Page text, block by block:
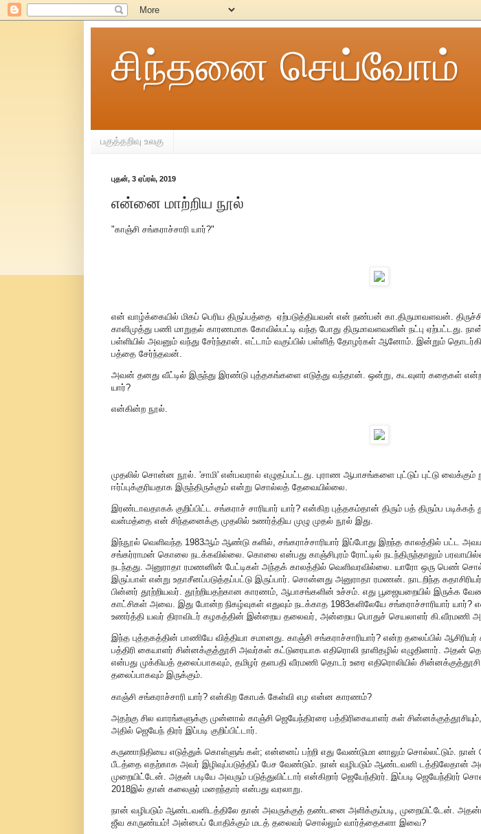
சிந்தனை செய்வோம்
பகுத்தறிவு உலகு
புதன், 3 ஏப்ரல், 2019
என்னை மாற்றிய நூல்
"காஞ்சி சங்கராச்சாரி யார்?"
என் வாழ்க்கையில் மிகப் பெரிய திருப்பத்தை ஏற்படுத்தியவன் என் நண்பன் கா.திருமாவளவன்.
காளிமுத்து பணி மாறுதல் காரணமாக கோவில்பட்டி வந்த போது திருமாவளவனின் நட்பு ஏற்பட்டது.
பள்ளியில் அவனும் வந்து சேர்ந்தான். எட்டாம் வகுப்பில் பள்ளித் தோழர்கள் ஆனோம். இன்றும்
பத்தை சேர்ந்தவன்.
அவன் தனது வீட்டில் இருந்து இரண்டு புத்தகங்களை எடுத்து வந்தான். ஒன்று, கடவுளர் கதைகள்
யார்?
என்கின்ற நூல்.
முதலில் சொன்ன நூல். 'சாமி' என்பவரால் எழுதப்பட்டது. புராண ஆபாசங்களை புட்டுப் புட்டு
ஈர்ப்புக்குரியதாக இருந்திருக்கும் என்று சொல்லத் தேவையில்லை.
இரண்டாவதாகக் குறிப்பிட்ட சங்கராச் சாரியார் யார்? என்கிற புத்தகம்தான் திரும் பத் திரும்ப
வன்மத்தை என் சிந்தனைக்கு முதலில் உணர்த்திய முழு முதல் நூல் இது.
இந்நூல் வெளிவந்த 1983ஆம் ஆண்டு களில், சங்கராச்சாரியார் இப்போது இறந்த காலத்தில் பட்ட
சங்கர்ராமன் கொலை நடக்கவில்லை. கொலை என்பது காஞ்சிபுரம் ரோட்டில் நடந்திருந்தாலும்
நடந்தது. அனுராதா ரமணனின் பேட்டிகள் அந்தக் காலத்தில் வெளிவரவில்லை. யாரோ ஒரு பெண்
இருப்பாள் என்று உதாசீனப்படுத்தப்பட்டு இருப்பார். சொன்னது அனுராதா ரமணன். நாடறிந்த
பின்னர் தூற்றியவர். தூற்றியதற்கான காரணம், ஆபாசங்களின் உச்சம். எது பூஜையறையில் இருக்க
காட்சிகள் அவை. இது போன்ற நிகழ்வுகள் எதுவும் நடக்காத 1983களிலேயே சங்கராச்சாரியார்
உணர்த்தி யவர் திராவிடர் கழகத்தின் இன்றைய தலைவர், அன்றைய பொதுச் செயலாளர் கி.வீரமணி
இந்த புத்தகத்தின் பாணியே வித்தியா சமானது. காஞ்சி சங்கராச்சாரியார்? என்ற தலைப்பில்
பத்திரி கையாளர் சின்னக்குத்தூசி அவர்கள் கட்டுரையாக எதிரொலி நாளிதழில் எழுதினார். அதன்
என்பது முக்கியத் தலைப்பாகவும், தமிழர் தளபதி வீரமணி தொடர் உரை எதிரொலியில்
தலைப்பாகவும் இருக்கும்.
காஞ்சி சங்கராச்சாரி யார்? என்கிற கோபக் கேள்வி எழ என்ன காரணம்?
அதற்கு சில வாரங்களுக்கு முன்னால் காஞ்சி ஜெயேந்திரரை பத்திரிகையாளர் கள் சின்னக்குத்தூசியும்,
அதில் ஜெயேந் திரர் இப்படி குறிப்பிட்டார்.
கருணாநிதியை எடுத்துக் கொள்ளுங் கள்; என்னைப் பற்றி எது வேண்டுமா னாலும் சொல்லட்டும்.
பீடத்தை எதற்காக அவர் இழிவுப்படுத்திப் பேச வேண்டும். நான் வழிபடும் ஆண்டவனி டத்திலேதான்
முறையிட்டேன். அதன் படியே அவரும் படுத்துவிட்டார் என்கிறார் ஜெயேந்திரர். இப்படி ஜெயேந்திரர்
2018இல் தான் கலைஞர் மறைந்தார் என்பது வரலாறு.
நான் வழிபடும் ஆண்டவனிடத்திலே தான் அவருக்குத் தண்டனை அளிக்கும்படி, முறையிட்டேன்.
ஜீவ காருண்யம்! அன்பைப் போதிக்கும் மடத் தலைவர் சொல்லும் வார்த்தைகளா இவை?